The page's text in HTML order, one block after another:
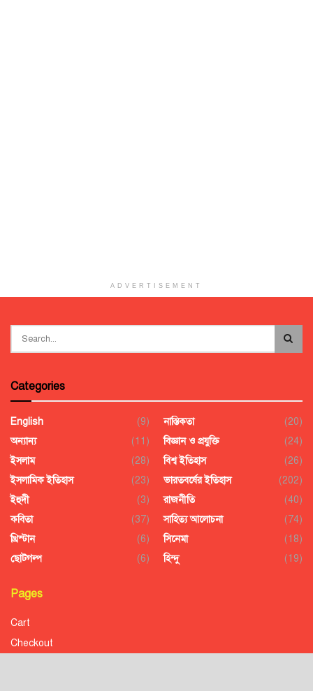
ADVERTISEMENT
Categories
English
(9)
অন্যান্য
(11)
ইসলাম
(28)
ইসলামিক ইতিহাস
(23)
ইহুদী
(3)
কবিতা
(37)
খ্রিস্টান
(6)
ছোটগল্প
(6)
নাস্তিকতা
(20)
বিজ্ঞান ও প্রযুক্তি
(24)
বিশ্ব ইতিহাস
(26)
ভারতবর্ষের ইতিহাস
(202)
রাজনীতি
(40)
সাহিত্য আলোচনা
(74)
সিনেমা
(18)
হিন্দু
(19)
Pages
Cart
Checkout